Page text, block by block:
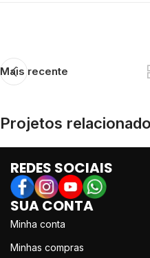
Mais recente
Projetos
Decor
Et vestibulum quis a
REDES SOCIAIS
SUA CONTA
Minha conta
Minhas compras